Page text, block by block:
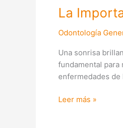
La
Odontología
Una sonrisa
fundamental para
enfermedades de
Leer más »